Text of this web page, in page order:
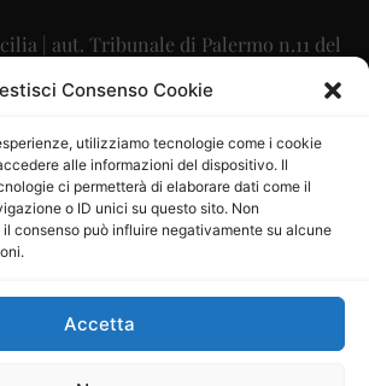
Consenso Cookie
utilizziamo tecnologie come i cookie
alle informazioni del dispositivo. Il
ci permetterà di elaborare dati come il
o ID unici su questo sito. Non
consenso può influire negativamente su alcune
Accetta
| aut. Tribunale di Palermo n.11 del
29/09/2015
Editoriale: Maurizio Scaglione
Maria Calabrese
P.IVA: 06334930820
Società Cooperativa a r.l. è